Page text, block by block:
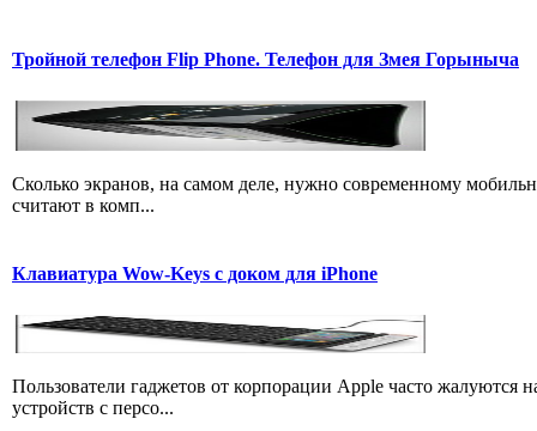
Тройной телефон Flip Phone. Телефон для Змея Горыныча
Сколько экранов, на самом деле, нужно современному
считают в комп...
Клавиатура Wow-Keys с доком для iPhone
Пользователи гаджетов от корпорации Apple часто
устройств с персо...